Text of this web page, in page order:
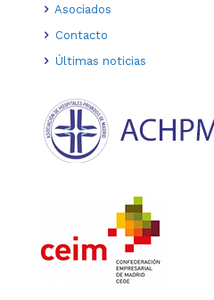
Asociados
Contacto
Últimas noticias